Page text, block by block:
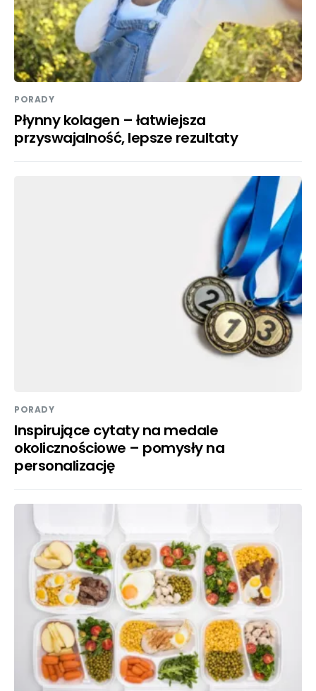
PORADY
Płynny kolagen – łatwiejsza
przyswajalność, lepsze rezultaty
PORADY
Inspirujące cytaty na medale
okolicznościowe – pomysły na
personalizację